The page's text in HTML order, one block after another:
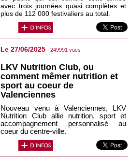
avec trois journées quasi complètes et
plus de 112 000 festivaliers au total.
Le 27/06/2025 - 249991 vues
LKV Nutrition Club, ou
comment mêmer nutrition et
sport au coeur de
Valenciennes
Nouveau venu à Valenciennes, LKV
Nutrition Club allie nutrition, sport et
accompagnement personnalisé au
coeur du centre-ville.